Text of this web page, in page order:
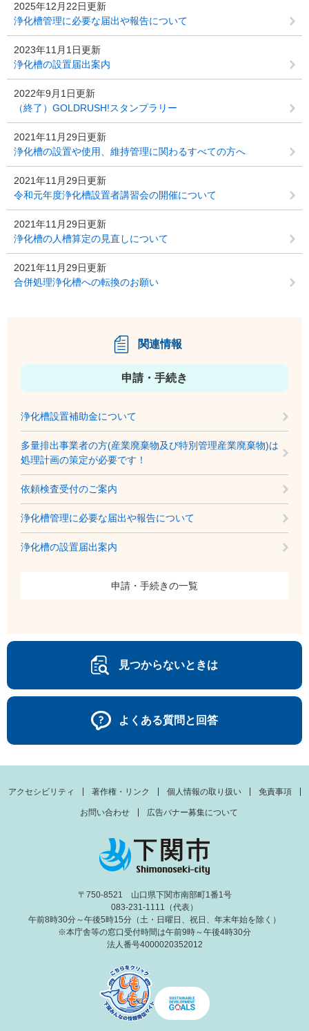
2025年12月22日更新
浄化槽管理に必要な届出や報告について
2023年11月1日更新
浄化槽の設置届出案内
2022年9月1日更新
（終了）GOLDRUSH!スタンプラリー
2021年11月29日更新
浄化槽の設置や使用、維持管理に関わるすべての方へ
2021年11月29日更新
令和元年度浄化槽設置者講習会の開催について
2021年11月29日更新
浄化槽の人槽算定の見直しについて
2021年11月29日更新
合併処理浄化槽への転換のお願い
関連情報
申請・手続き
浄化槽設置補助金について
多量排出事業者の方(産業廃棄物及び特別管理産業廃棄物)は
処理計画の策定が必要です！
依頼検査受付のご案内
浄化槽管理に必要な届出や報告について
浄化槽の設置届出案内
申請・手続きの一覧
見つからないときは
よくある質問と回答
アクセシビリティ 著作権・リンク 個人情報の取り扱い 免責事項
お問い合わせ 広告バナー募集について
〒750-8521 山口県下関市南部町1番1号
083-231-1111（代表）
午前8時30分～午後5時15分（土・日曜日、祝日、年末年始を除く）
※本庁舎等の窓口受付時間は午前9時～午後4時30分
法人番号4000020352012